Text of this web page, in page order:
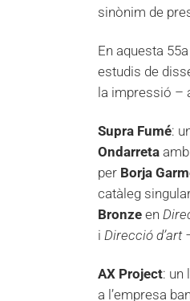
sinònim de
En aquesta
estudis de
la impressió –
Supra Fumé:
Ondarreta
per Borja
catàleg
Bronze en
i Direcció d’art
AX Project: un
a l’empresa